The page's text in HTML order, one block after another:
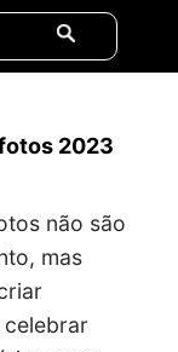
2023
não são
mas
celebrar